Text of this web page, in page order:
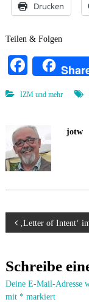
Drucken
Teilen & Folgen
Fa
bo
ok
IZM und mehr
jotw
B
i
‚Letter of Intent‘
Schreibe
Deine E-Mail-Adresse
mit *markiert